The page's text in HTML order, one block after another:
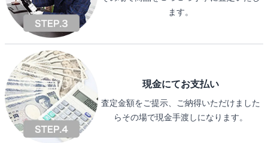
ます。
現金にてお支払い
査定金額をご提示、ご納得いただけました
らその場で現金手渡しになります。